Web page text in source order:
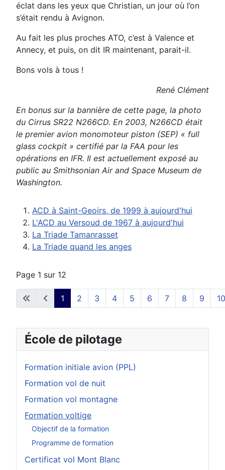
École de pilotage
Formation initiale avion (PPL)
Formation vol de nuit
Formation vol montagne
Formation voltige
Objectif de la formation
Programme de formation
Certificat vol Mont Blanc
éclat dans les yeux que Christian, un jour où l’on
s’était rendu à Avignon.
Au fait les plus proches ATO, c’est à Valence et
Annecy, et puis, on dit IR maintenant, parait-il.
Bons vols à tous !
René Clément
En bonus sur la bannière de cette page, la photo
du Cirrus SR22 N266CD. En 2003, N266CD était
le premier avion monomoteur piston (SEP) « full
glass cockpit » certifié par la FAA pour les
opérations en IFR. Il est actuellement exposé au
public au Smithsonian Air and Space Museum de
Washington.
ACD à Saint-Geoirs, de 1999 à aujourd'hui
L'ACD au Versoud de 1967 à aujourd'hui
La Triade Tamanrasset
La Triade quand les anges
Page 1 sur 12
1 2 3 4 5 6 7 8 9 10